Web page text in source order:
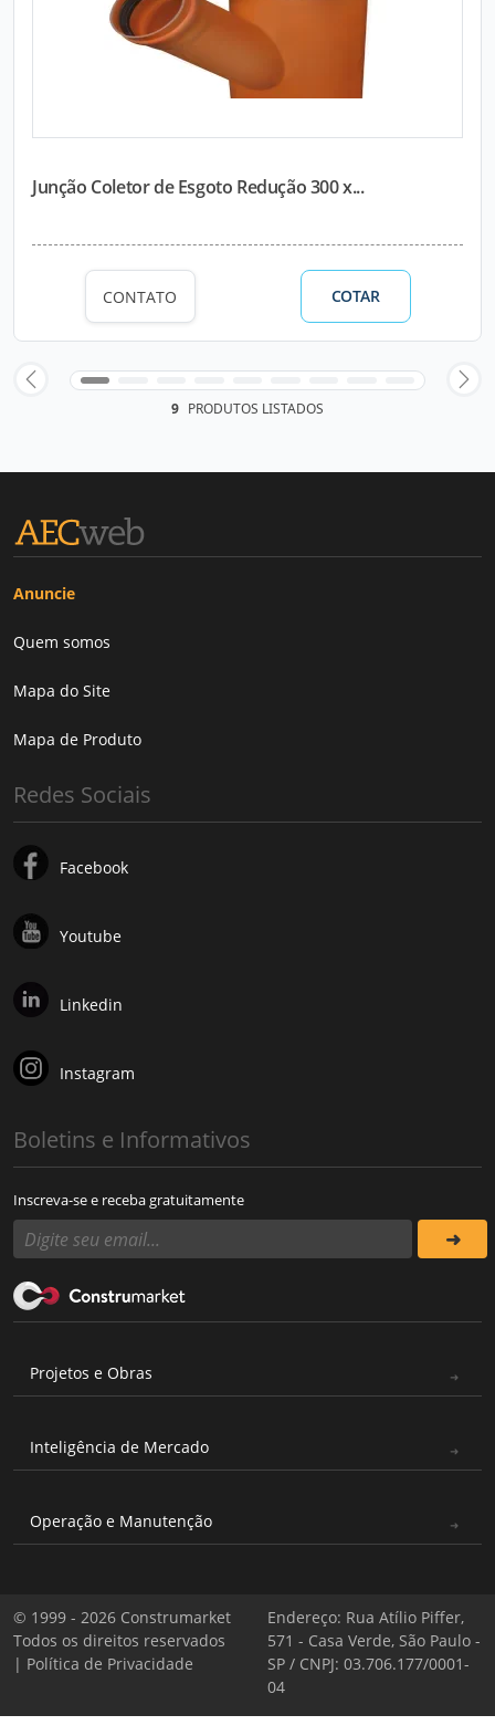
Junção Coletor de Esgoto Redução 300 x...
CONTATO COTAR
9 PRODUTOS LISTADOS
Anuncie
Quem somos
Mapa do Site
Mapa de Produto
Redes Sociais
Facebook
Youtube
Linkedin
Instagram
Boletins e Informativos
Inscreva-se e receba gratuitamente
Projetos e Obras
Inteligência de Mercado
Operação e Manutenção
© 1999 - 2026 Construmarket
Todos os direitos reservados
| Política de Privacidade
Endereço: Rua Atílio Piffer,
571 - Casa Verde, São Paulo -
SP / CNPJ: 03.706.177/0001-
04